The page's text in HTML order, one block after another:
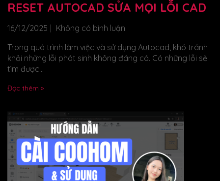
RESET AUTOCAD SỬA MỌI LỖI CAD
16/12/2025
Không có bình luận
Trong quá trình làm việc và sử dụng Autocad, khó tránh
khỏi những lỗi phát sinh không đáng có. Có những lỗi sẽ
tìm được...
Đọc thêm »